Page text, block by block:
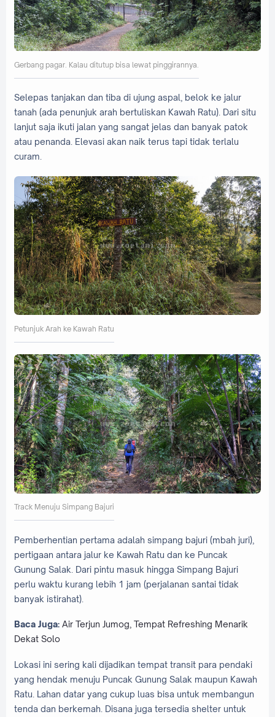
Gerbang pagar. Kalau ditutup bisa lewat pinggirannya.
Selepas tanjakan dan tiba di ujung aspal, belok ke jalur
tanah (ada penunjuk arah bertuliskan Kawah Ratu). Dari situ
lanjut saja ikuti jalan yang sangat jelas dan banyak patok
atau penanda. Elevasi akan naik terus tapi tidak terlalu
curam.
Petunjuk Arah ke Kawah Ratu
Track Menuju Simpang Bajuri
Pemberhentian pertama adalah simpang bajuri (mbah juri),
pertigaan antara jalur ke Kawah Ratu dan ke Puncak
Gunung Salak. Dari pintu masuk hingga Simpang Bajuri
perlu waktu kurang lebih 1 jam (perjalanan santai tidak
banyak istirahat).
Baca Juga: Air Terjun Jumog, Tempat Refreshing Menarik
Dekat Solo
Lokasi ini sering kali dijadikan tempat transit para pendaki
yang hendak menuju Puncak Gunung Salak maupun Kawah
Ratu. Lahan datar yang cukup luas bisa untuk membangun
tenda dan berkemah. Disana juga tersedia shelter untuk